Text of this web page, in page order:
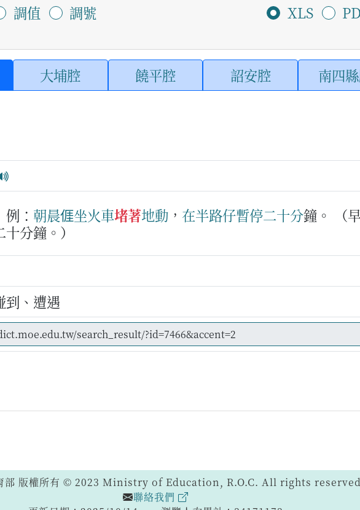
調值 調號 XLS
大埔腔 饒平腔 詔安腔 南四
例： 朝晨𠊎坐火車堵著地動 ， 在半路仔暫停二十分鐘。
（
分鐘。）
到、遭遇
部 版權所有 © 2023 Ministry of Education, R.O.C. All rights
聯絡我們